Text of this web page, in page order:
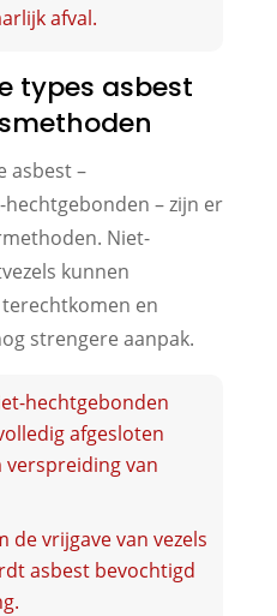
afval.
types asbest
asbest –
– zijn er
Niet-
kunnen
en
strengere aanpak.
hechtgebonden
afgesloten
van
de vrijgave van vezels
asbest bevochtigd